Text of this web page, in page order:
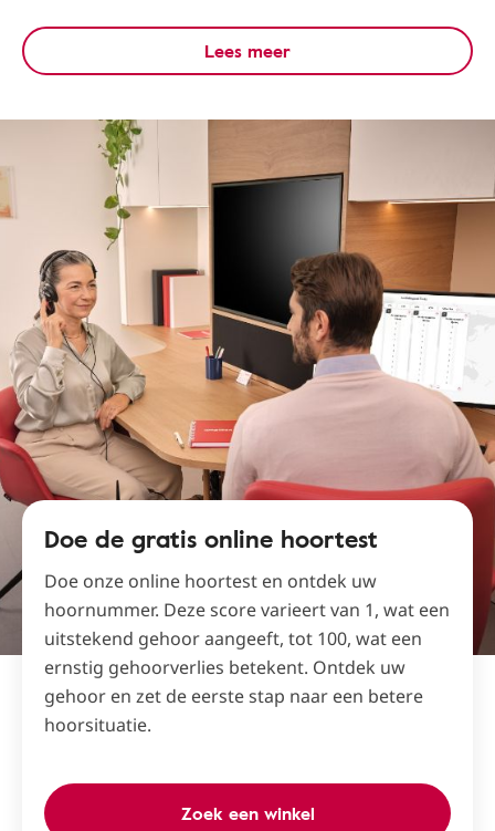
Lees meer
Doe de gratis online hoortest
Doe onze online hoortest en ontdek uw
hoornummer. Deze score varieert van 1, wat een
uitstekend gehoor aangeeft, tot 100, wat een
ernstig gehoorverlies betekent. Ontdek uw
gehoor en zet de eerste stap naar een betere
hoorsituatie.
Zoek een winkel